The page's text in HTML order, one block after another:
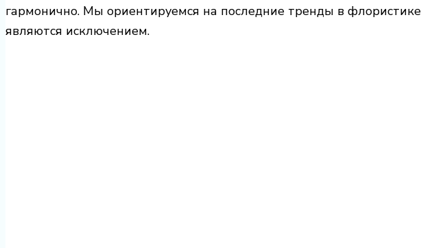
гармонично. Мы ориентируемся на последние тренды в
являются исключением.